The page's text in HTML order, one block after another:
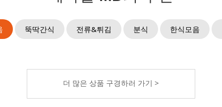
뚝딱간식 전류&튀김 분식 한식모음
더 많은 상품 구경하러 가기 >